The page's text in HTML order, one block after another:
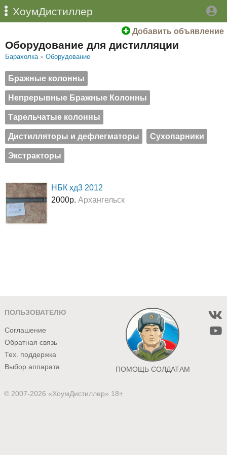
ХоумДистиллер
Добавить объявление
Оборудование для дистилляции
Барахолка » Оборудование
Бражные колонны
Непрерывные Бражные Колонны
Тарельчатые колонны
Дистилляторы и дефлегматоры Сухопарники
Экстракторы
НБК хд3 2012
2000р. Архангельск
ПОЛЬЗОВАТЕЛЮ
Соглашение
Обратная связь
Тех. поддержка
Выбор аппарата
ПОМОЩЬ СОЛДАТАМ
© 2007-2026 «ХоумДистиллер» 18+